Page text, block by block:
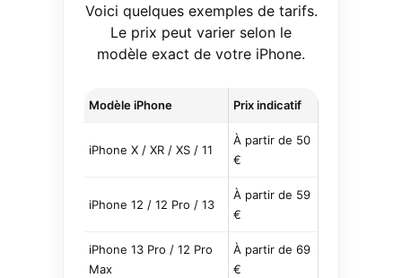
Voici quelques exemples de tarifs.
Le prix peut varier selon le
modèle exact de votre iPhone.
Modèle iPhone Prix indicatif
iPhone X / XR / XS / 11
À partir de 50
€
iPhone 12 / 12 Pro / 13
À partir de 59
€
iPhone 13 Pro / 12 Pro
Max
À partir de 69
€